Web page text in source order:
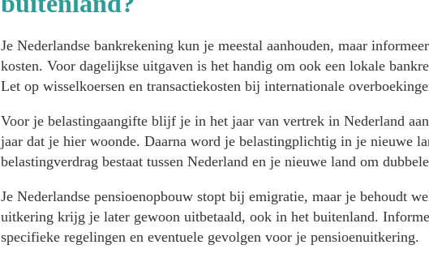
Je Nederlandse bankrekening kun je meestal aanhouden, maar
kosten. Voor dagelijkse uitgaven is het handig om ook een lokale
Let op wisselkoersen en transactiekosten bij internationale
Voor je belastingaangifte blijf je in het jaar van vertrek in Nederland
jaar dat je hier woonde. Daarna word je belastingplichtig in je nieuwe
belastingverdrag bestaat tussen Nederland en je nieuwe land om
Je Nederlandse pensioenopbouw stopt bij emigratie, maar je behoudt
uitkering krijg je later gewoon uitbetaald, ook in het buitenland.
specifieke regelingen en eventuele gevolgen voor je pensioenuitkering.